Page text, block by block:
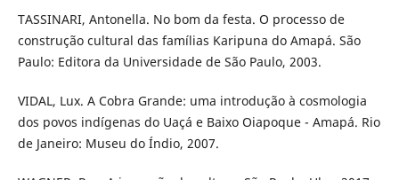
TASSINARI, Antonella. No bom da festa. O processo de
construção cultural das famílias Karipuna do Amapá. São
Paulo: Editora da Universidade de São Paulo, 2003.
VIDAL, Lux. A Cobra Grande: uma introdução à cosmologia
dos povos indígenas do Uaçá e Baixo Oiapoque - Amapá. Rio
de Janeiro: Museu do Índio, 2007.